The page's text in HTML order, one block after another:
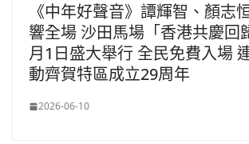
《中年好聲音》譚輝智、顏志
響全場 沙田馬場「香港共慶回
月1日盛大舉行 全民免費入場
動齊賀特區成立29周年
2026-06-10